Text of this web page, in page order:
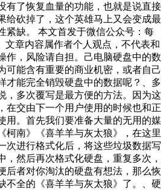
有了恢复血量的功能，也就是说直接
给砍掉了，这个英雄马上又会变成最
紧缺。 本文首发于微信公众号：每
文章内容属作者个人观点，不代表和
作，风险请自担。己电脑硬盘中的数
可能含有重要的商业机密，或者自己
才能完全销毁硬盘中的数据呢？、多
，多次覆写是最方便的方法。因为这
在交由下一个用户使用的时候也和正
用。首先我们要准备大量的无用的媒
柯南》《喜羊羊与灰太狼》，在这里
次进行格式化后，将这些垃圾数据写
，然后再次格式化硬盘，重复多次，
后者对你淘汰的硬盘有想法，那么恢
不全的《喜羊羊与灰太狼》了。、硬